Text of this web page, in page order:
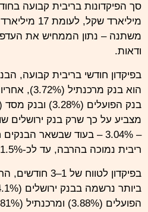
מיליארד שקל,
משתנה – נתון הממחיש את
ודאות.
בפיקדון חודשי בריבית קבועה,
מצביע על כך שרק בנק ירושלים
– 3.04% – בעוד שבשאר
ריבית נמוכה בהרבה, עד לכ-1.5%.
בפיקדון לטווח